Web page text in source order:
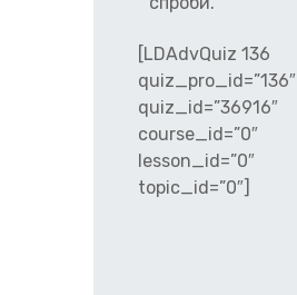
[LDAdvQuiz 136
quiz_pro_id=”136″
quiz_id=”36916″
course_id=”0″
lesson_id=”0″
topic_id=”0″]